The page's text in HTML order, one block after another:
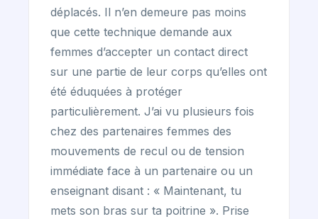
déplacés. Il n’en demeure pas moins
que cette technique demande aux
femmes d’accepter un contact direct
sur une partie de leur corps qu’elles ont
été éduquées à protéger
particulièrement. J’ai vu plusieurs fois
chez des partenaires femmes des
mouvements de recul ou de tension
immédiate face à un partenaire ou un
enseignant disant : « Maintenant, tu
mets son bras sur ta poitrine ». Prise